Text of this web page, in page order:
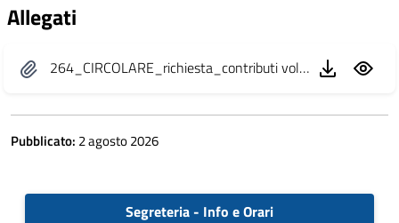
Allegati
264_CIRCOLARE_richiesta_contributi volontari 2026.2027 (1) (3).pdf
Pubblicato: 2 agosto 2026
Segreteria - Info e Orari